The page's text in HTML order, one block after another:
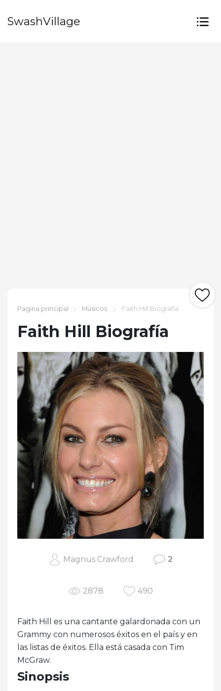
SwashVillage
Pagina principal Músicos Faith Hill Biografía
Faith Hill Biografía
Magnus Crawford 2
2878 490
Faith Hill es una cantante galardonada con un
Grammy con numerosos éxitos en el país y en
las listas de éxitos. Ella está casada con Tim
McGraw.
Sinopsis